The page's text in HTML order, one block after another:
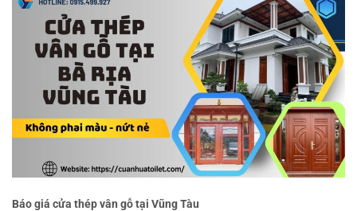
Báo giá cửa thép vân gỗ tại Vũng Tàu